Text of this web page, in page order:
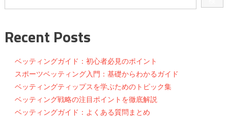
ナ
ビ
ゲ
ー
シ
ョ
Recent Posts
ベッティングガイド：初心者必見のポイント
スポーツベッティング入門：基礎からわかるガイド
ベッティングティップスを学ぶためのトピック集
ベッティング戦略の注目ポイントを徹底解説
ベッティングガイド：よくある質問まとめ